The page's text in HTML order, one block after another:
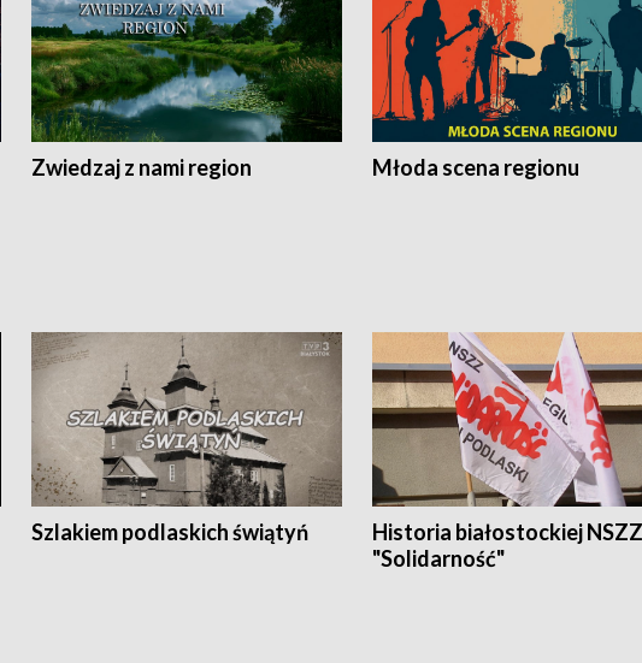
Zwiedzaj z nami region Młoda scena regionu
Szlakiem podlaskich świątyń
Historia białostockiej NSZZ
"Solidarność"